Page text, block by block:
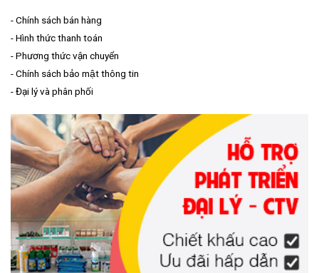
-Chính sách bán hàng
-Hình thức thanh toán
-Phương thức vận chuyển
-Chính sách bảo mật thông tin
-Đại lý và phân phối